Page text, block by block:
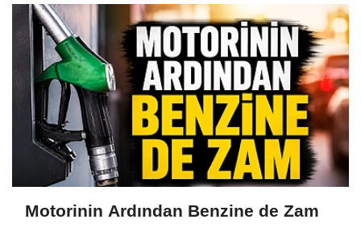
Motorinin Ardından Benzine de Zam